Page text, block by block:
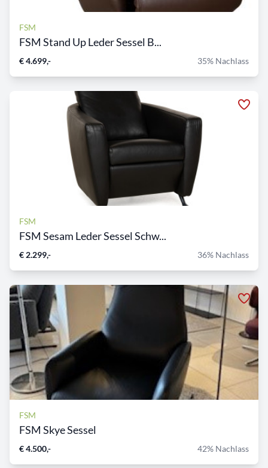
FSM
FSM Stand Up Leder Sessel B...
€ 4.699,- 35% Nachlass
FSM
FSM Sesam Leder Sessel Schw...
€ 2.299,- 36% Nachlass
FSM
FSM Skye Sessel
€ 4.500,- 42% Nachlass